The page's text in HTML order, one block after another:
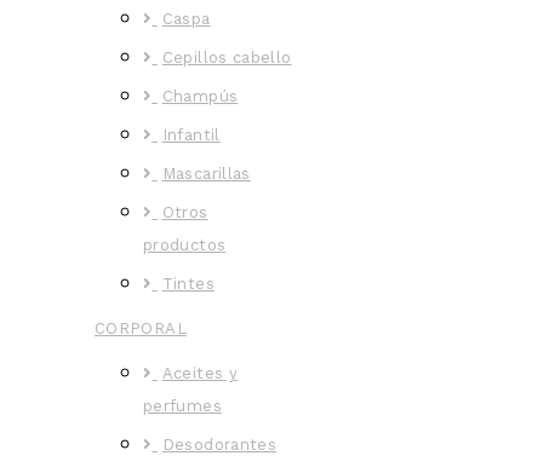
Caspa
Cepillos cabello
Champús
Infantil
Mascarillas
Otros
productos
Tintes
CORPORAL
Aceites y
perfumes
Desodorantes